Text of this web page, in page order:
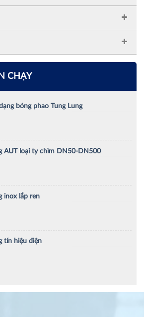
CHẠY
bóng phao Tung Lung
AUT loại ty chìm DN50-DN500
inox lắp ren
tín hiệu điện